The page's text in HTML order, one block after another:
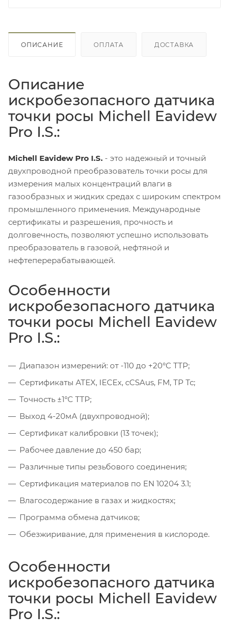
ОПИСАНИЕ ОПЛАТА ДОСТАВКА
Описание
искробезопасного датчика
точки росы Michell Eavidew
Pro I.S.:
Michell Eavidew Pro I.S. - это надежный и точный
двухпроводной преобразователь точки росы для
измерения малых концентраций влаги в
газообразных и жидких средах с широким спектром
промышленного применения. Международные
сертификаты и разрешения, прочность и
долговечность, позволяют успешно использовать
преобразователь в газовой, нефтяной и
нефтеперерабатывающей.
Особенности
искробезопасного датчика
точки росы Michell Eavidew
Pro I.S.:
Диапазон измерений: от -110 до +20°C ТТР;
Сертификаты ATEX, IECEx, cCSAus, FM, ТР Тс;
Точность ±1°C ТТР;
Выход 4-20мА (двухпроводной);
Сертификат калибровки (13 точек);
Рабочее давление до 450 бар;
Различные типы резьбового соединения;
Сертификация материалов по EN 10204 3.1;
Влагосодержание в газах и жидкостях;
Программа обмена датчиков;
Обезжиривание, для применения в кислороде.
Особенности
искробезопасного датчика
точки росы Michell Eavidew
Pro I.S.: